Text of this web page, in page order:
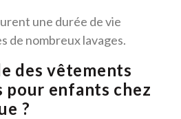
une durée de vie
de nombreux lavages.
des vêtements
pour enfants chez
?